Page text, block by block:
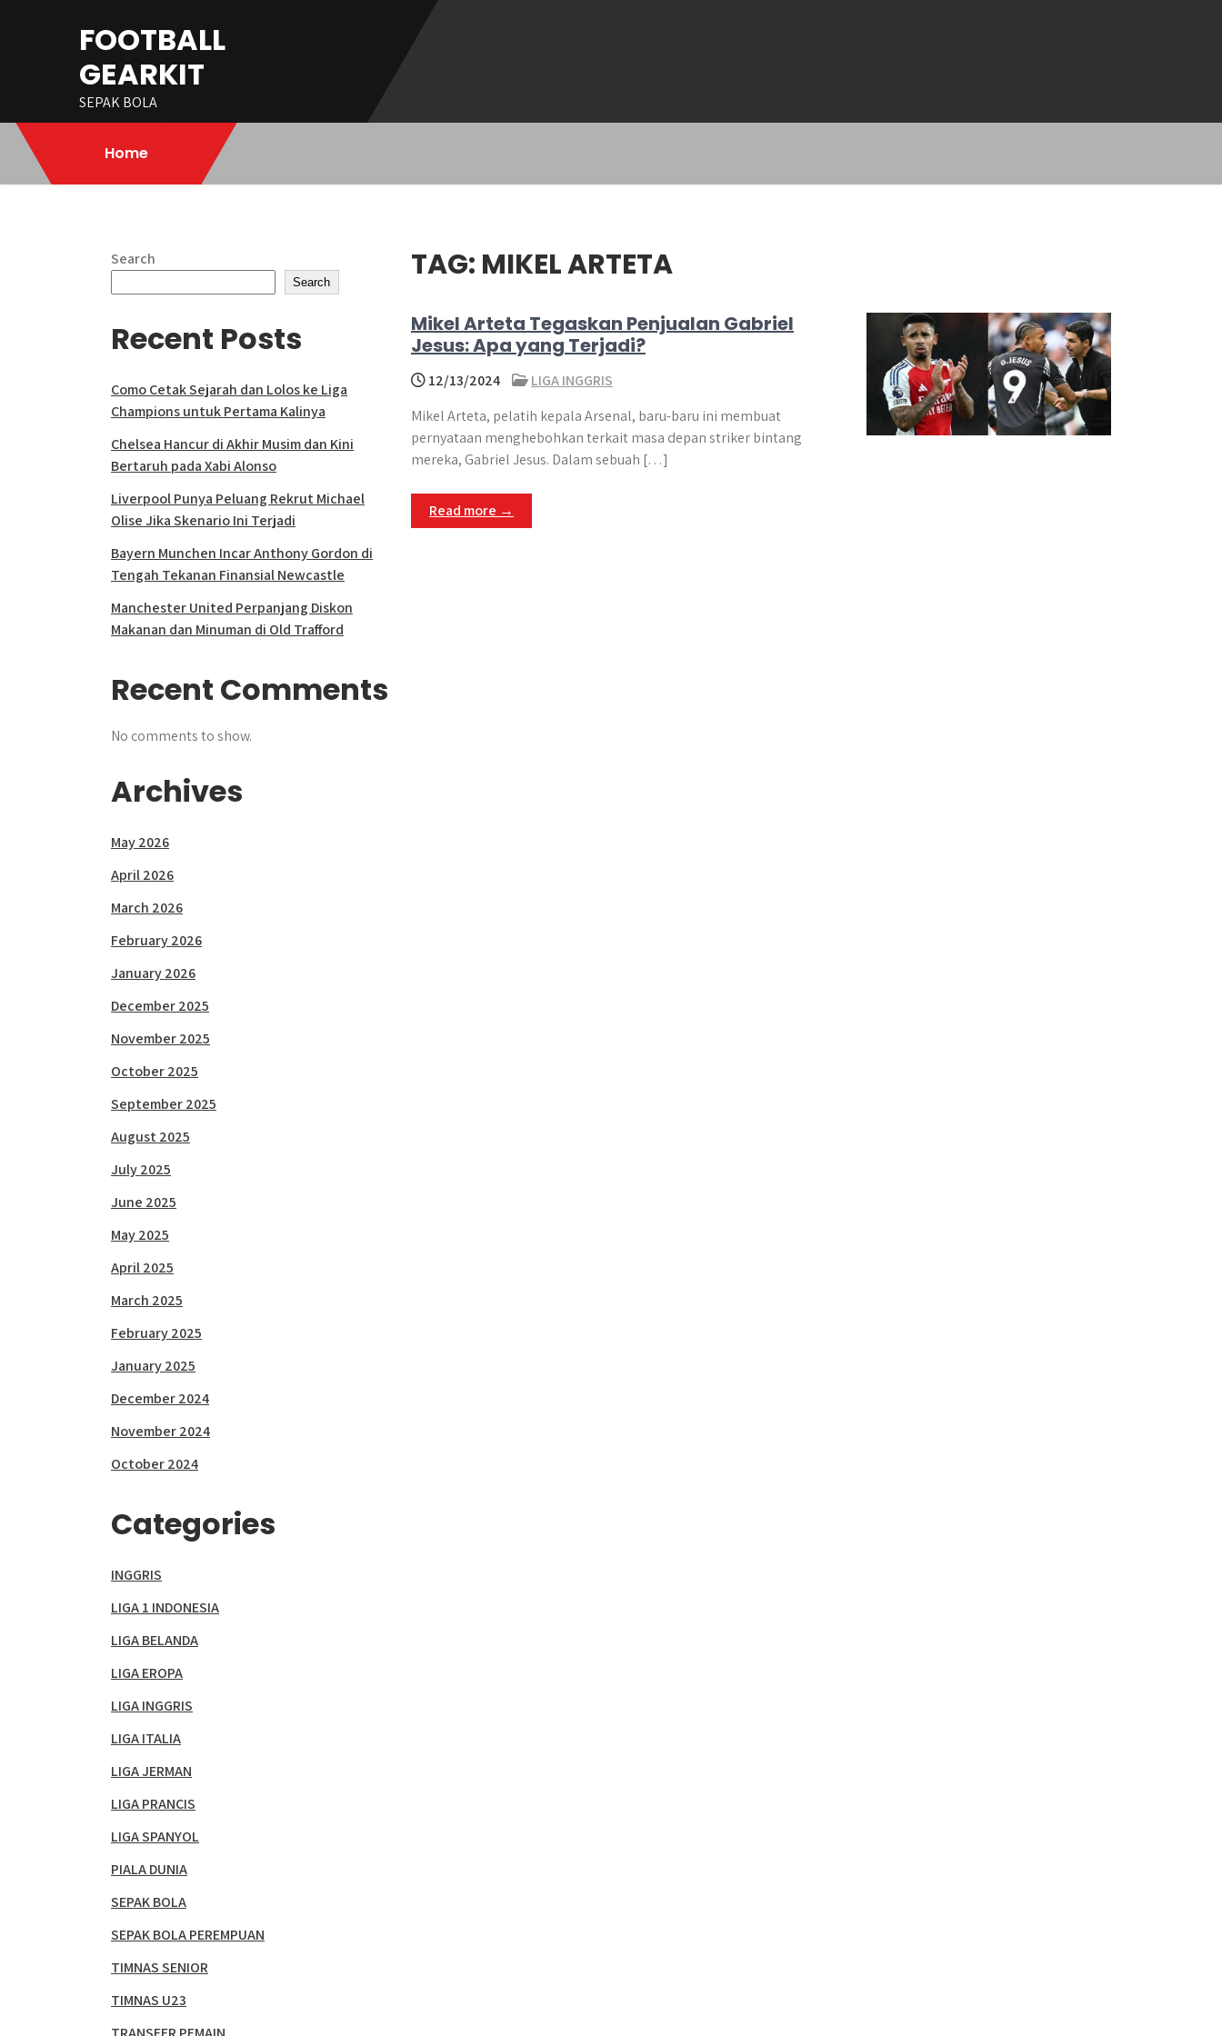
FOOTBALL
GEARKIT
SEPAK BOLA
Home
TAG: MIKEL ARTETA
Mikel Arteta Tegaskan Penjualan Gabriel
Jesus: Apa yang Terjadi?
12/13/2024
LIGA INGGRIS
Mikel Arteta, pelatih kepala Arsenal, baru-baru ini membuat
pernyataan menghebohkan terkait masa depan striker bintang
mereka, Gabriel Jesus. Dalam sebuah […]
Read more →
Search
Search
Recent Posts
Como Cetak Sejarah dan Lolos ke Liga
Champions untuk Pertama Kalinya
Chelsea Hancur di Akhir Musim dan Kini
Bertaruh pada Xabi Alonso
Liverpool Punya Peluang Rekrut Michael
Olise Jika Skenario Ini Terjadi
Bayern Munchen Incar Anthony Gordon di
Tengah Tekanan Finansial Newcastle
Manchester United Perpanjang Diskon
Makanan dan Minuman di Old Trafford
Recent Comments
No comments to show.
Archives
May 2026
April 2026
March 2026
February 2026
January 2026
December 2025
November 2025
October 2025
September 2025
August 2025
July 2025
June 2025
May 2025
April 2025
March 2025
February 2025
January 2025
December 2024
November 2024
October 2024
Categories
INGGRIS
LIGA 1 INDONESIA
LIGA BELANDA
LIGA EROPA
LIGA INGGRIS
LIGA ITALIA
LIGA JERMAN
LIGA PRANCIS
LIGA SPANYOL
PIALA DUNIA
SEPAK BOLA
SEPAK BOLA PEREMPUAN
TIMNAS SENIOR
TIMNAS U23